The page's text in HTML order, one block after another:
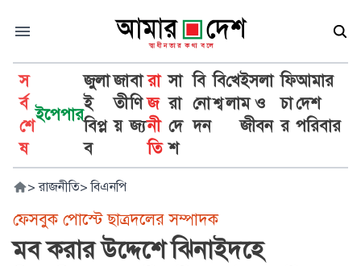
স
র্ব
শে
ষ
ইপেপার
জুলা
ই
বিপ্ল
ব
জা
তী
য়
বা
ণি
জ্য
রা
জ
নী
তি
সা
রা
দে
শ
বি
নো
দন
বি
শ্ব
খে
লা
ইসলা
ম ও
জীবন
ফি
চা
র
আমার
দেশ
পরিবার
> রাজনীতি> বিএনপি
ফেসবুক পোস্টে ছাত্রদলের সম্পাদক
মব করার উদ্দেশে ঝিনাইদহে